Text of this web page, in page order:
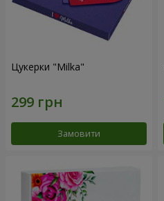
Цукерки "Milka"
Замовити